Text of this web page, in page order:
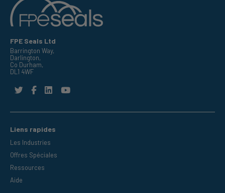
FPE Seals Ltd
Barrington Way,
Darlington,
Co Durham,
DL1 4WF
Liens rapides
Les Industries
Offres Spéciales
Ressources
Aide